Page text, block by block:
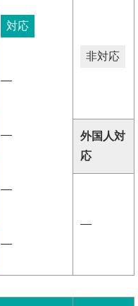
対応
―
―
―
―
非対応
外国人対
応
―